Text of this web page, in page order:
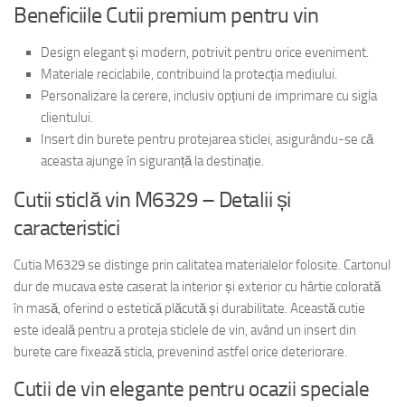
Beneficiile Cutii premium pentru vin
Design elegant și modern, potrivit pentru orice eveniment.
Materiale reciclabile, contribuind la protecția mediului.
Personalizare la cerere, inclusiv opțiuni de imprimare cu sigla
clientului.
Insert din burete pentru protejarea sticlei, asigurându-se că
aceasta ajunge în siguranță la destinație.
Cutii sticlă vin M6329 – Detalii și
caracteristici
Cutia M6329 se distinge prin calitatea materialelor folosite. Cartonul
dur de mucava este caserat la interior și exterior cu hârtie colorată
în masă, oferind o estetică plăcută și durabilitate. Această cutie
este ideală pentru a proteja sticlele de vin, având un insert din
burete care fixează sticla, prevenind astfel orice deteriorare.
Cutii de vin elegante pentru ocazii speciale